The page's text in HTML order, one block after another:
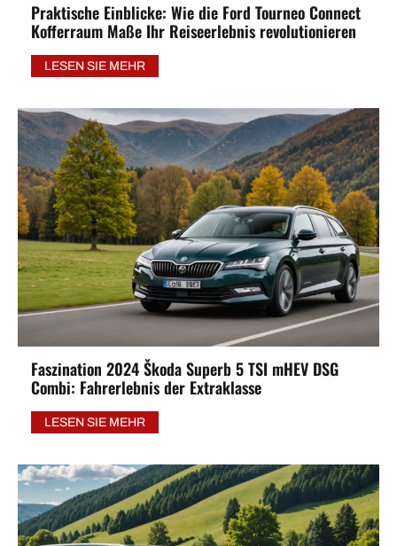
Praktische Einblicke: Wie die Ford Tourneo Connect
Kofferraum Maße Ihr Reiseerlebnis revolutionieren
LESEN SIE MEHR
Faszination 2024 Škoda Superb 5 TSI mHEV DSG
Combi: Fahrerlebnis der Extraklasse
LESEN SIE MEHR